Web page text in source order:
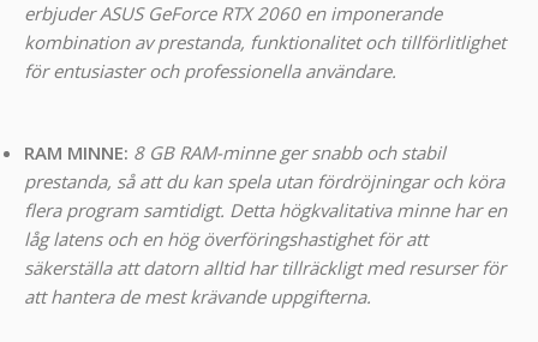
erbjuder ASUS GeForce RTX 2060 en imponerande
kombination av prestanda, funktionalitet och tillförlitlighet
för entusiaster och professionella användare.
RAM MINNE: 8 GB RAM-minne ger snabb och stabil
prestanda, så att du kan spela utan fördröjningar och köra
flera program samtidigt. Detta högkvalitativa minne har en
låg latens och en hög överföringshastighet för att
säkerställa att datorn alltid har tillräckligt med resurser för
att hantera de mest krävande uppgifterna.